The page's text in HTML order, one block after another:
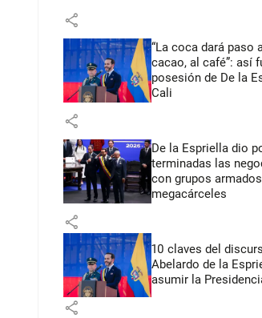
share
“La coca dará paso
cacao, al café”: así
posesión de De la
Cali
share
De la Espriella dio
terminadas las
con grupos
megacárceles
share
10 claves del
Abelardo de la
asumir la
share